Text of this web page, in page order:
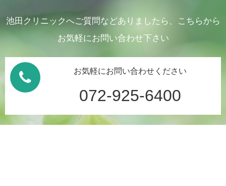
池田クリニックへご質問などありましたら、こちらから
お気軽にお問い合わせ下さい
お気軽にお問い合わせください
072-925-6400